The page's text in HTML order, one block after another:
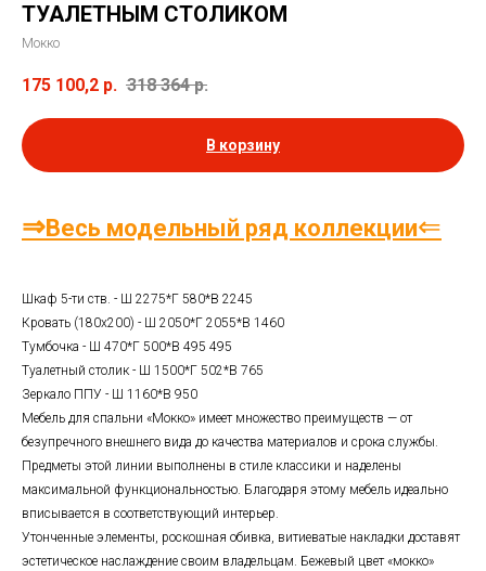
ТУАЛЕТНЫМ СТОЛИКОМ
Мокко
175 100,2 р. 318 364 р.
В корзину
⇒Весь модельный ряд коллекции⇐
Шкаф 5-ти ств. - Ш 2275*Г 580*В 2245
Кровать (180х200) - Ш 2050*Г 2055*В 1460
Тумбочка - Ш 470*Г 500*В 495 495
Туалетный столик - Ш 1500*Г 502*В 765
Зеркало ППУ - Ш 1160*В 950
Мебель для спальни «Мокко» имеет множество преимуществ — от
безупречного внешнего вида до качества материалов и срока службы.
Предметы этой линии выполнены в стиле классики и наделены
максимальной функциональностью. Благодаря этому мебель идеально
вписывается в соответствующий интерьер.
Утонченные элементы, роскошная обивка, витиеватые накладки доставят
эстетическое наслаждение своим владельцам. Бежевый цвет «мокко»